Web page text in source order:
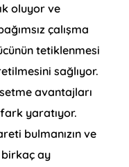
oluyor ve
çalışma
tetiklenmesi
sağlıyor.
avantajları
yaratıyor.
bulmanızın ve
birkaç ay